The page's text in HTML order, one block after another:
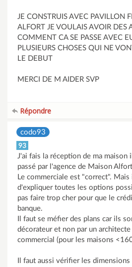
JE CONSTRUIS AVEC PAVILLON
ALFORT JE VOULAIS AVOIR DES
COMMENT CA SE PASSE AVEC
PLUSIEURS CHOSES QUI NE
LE DEBUT
MERCI DE M AIDER SVP
Répondre
codo93
93
J'ai fais la réception de ma maison
passé par l'agence de Maison
Le commerciale est "correct".
d'expliquer toutes les options
pas faire trop cher pour que le
banque.
Il faut se méfier des plans car ils
décorateur et non par un
commercial (pour les maisons
Il faut aussi vérifier les